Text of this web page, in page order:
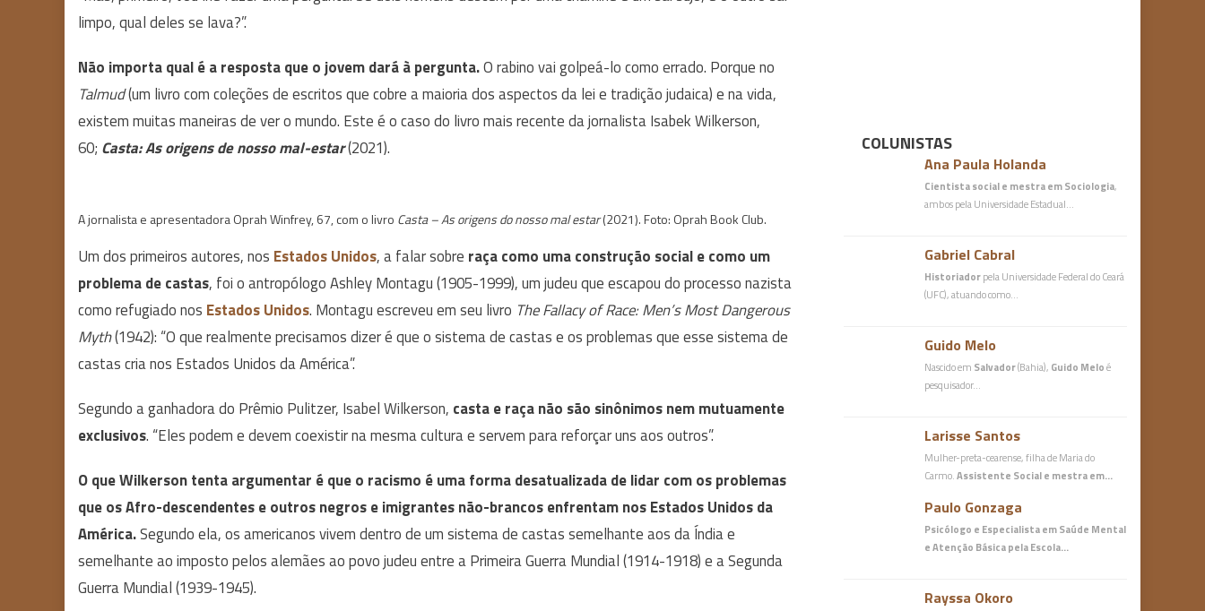
limpo, qual deles se lava?”.
Não importa qual é a resposta que o jovem dará à pergunta.O rabino vai golpeá-lo como errado. Porque no
Talmud(um livro com coleções de escritos que cobre a maioria dos aspectos da lei e tradição judaica) e na vida,
existem muitas maneiras de ver o mundo. Este é o caso do livro mais recente da jornalista Isabek Wilkerson,
60; Casta: As origens de nosso mal-estar(2021).
A jornalista e apresentadora Oprah Winfrey, 67, com o livro Casta – As origens do nosso mal estar(2021). Foto: Oprah Book Club.
Um dos primeiros autores, nos Estados Unidos, a falar sobre raça como uma construção social e como um
problema de castas, foi o antropólogo Ashley Montagu (1905-1999), um judeu que escapou do processo nazista
como refugiado nos Estados Unidos. Montagu escreveu em seu livro The Fallacy of Race: Men’s Most Dangerous
Myth(1942): “O que realmente precisamos dizer é que o sistema de castas e os problemas que esse sistema de
castas cria nos Estados Unidos da América”.
Segundo a ganhadora do Prêmio Pulitzer, Isabel Wilkerson, casta e raça não são sinônimos nem mutuamente
exclusivos. “Eles podem e devem coexistir na mesma cultura e servem para reforçar uns aos outros”.
O que Wilkerson tenta argumentar é que o racismo é uma forma desatualizada de lidar com os problemas
que os Afro-descendentes e outros negros e imigrantes não-brancos enfrentam nos Estados Unidos da
América.Segundo ela, os americanos vivem dentro de um sistema de castas semelhante aos da Índia e
semelhante ao imposto pelos alemães ao povo judeu entre a Primeira Guerra Mundial (1914-1918) e a Segunda
Guerra Mundial (1939-1945).
COLUNISTAS
Ana Paula Holanda
Cientista social e mestra em Sociologia,
ambos pela Universidade Estadual…
Gabriel Cabral
Historiadorpela Universidade Federal do Ceará
(UFC), atuando como…
Guido Melo
Nascido em Salvador(Bahia), Guido Meloé
pesquisador…
Larisse Santos
Mulher-preta-cearense, filha de Maria do
Carmo.Assistente Social e mestra em…
Paulo Gonzaga
Psicólogo e Especialista em Saúde Mental
e Atenção Básicapela Escola…
Rayssa Okoro